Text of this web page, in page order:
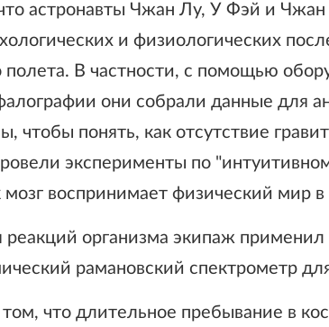
астронавты Чжан Лу, У Фэй и Чжан
и физиологических
полета. В частности, с помощью
они собрали данные для
чтобы понять, как отсутствие
эксперименты по
мозг воспринимает физический мир
реакций организма экипаж
рамановский спектрометр
что длительное пребывание в